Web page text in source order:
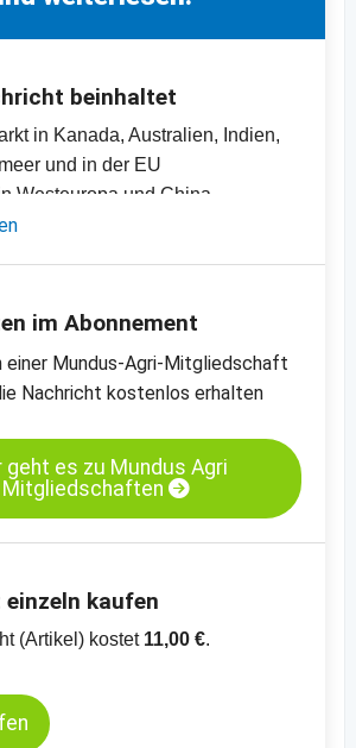
beinhaltet
in Kanada, Australien, Indien,
und in der EU
Westeuropa und China
und Meinungen des
Erntebilanzen und Import- und
zum Kassamarkt in Frankreich
MATIF
im Abonnement
einer Mundus-Agri-Mitgliedschaft
Nachricht kostenlos erhalten
geht es zu Mundus Agri
Mitgliedschaften
kaufen
(Artikel) kostet 11,00 €.